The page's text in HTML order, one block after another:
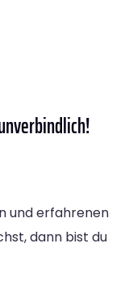
und erfahrenen
dann bist du